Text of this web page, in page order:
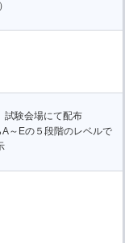
試験会場にて配布
～Eの５段階のレベルで